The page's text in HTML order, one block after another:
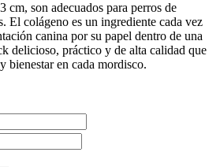
cm, son adecuados para perros de
El colágeno es un ingrediente cada vez
canina por su papel dentro de una
delicioso, práctico y de alta calidad que
bienestar en cada mordisco.